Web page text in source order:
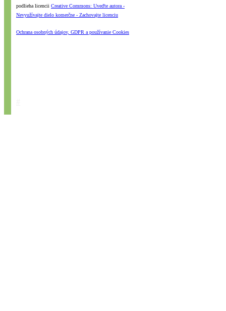
podlieha licencii Creative Commons: Uveďte autora -
Nevyužívajte dielo komerčne - Zachovajte licenciu
Ochrana osobných údajov, GDPR a používanie Cookies